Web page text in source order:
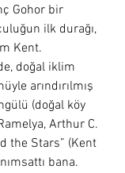
Gohor bir
ilk durağı,
Kent.
doğal iklim
arındırılmış
(doğal köy
Arthur C.
the Stars” (Kent
bana.